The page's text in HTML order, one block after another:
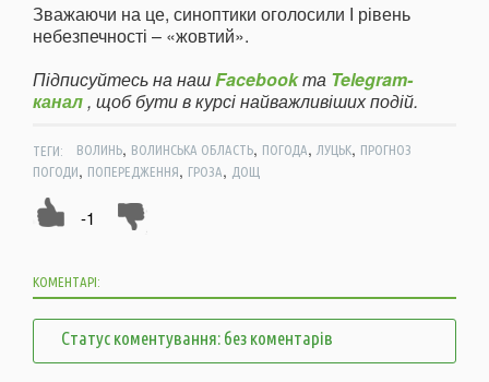
Зважаючи на це, синоптики оголосили І рівень
небезпечності – «жовтий».
Підписуйтесь на нашFacebookта Telegram-
канал, щоб бути в курсі найважливіших подій.
ТЕГИ: ВОЛИНЬ, ВОЛИНСЬКА ОБЛАСТЬ, ПОГОДА, ЛУЦЬК, ПРОГНОЗ
ПОГОДИ, ПОПЕРЕДЖЕННЯ, ГРОЗА, ДОЩ
-1
КОМЕНТАРІ:
Статус коментування: без коментарів